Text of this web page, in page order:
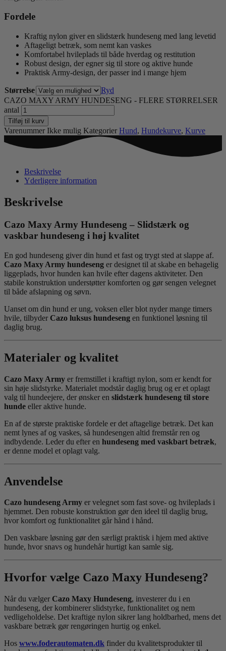
Fordele
Kraftig nylon giver en slidstærk hundeseng med lang levetid
Aftageligt betræk, som nemt kan vaskes
Komfortabel hvileplads til både hverdag og restitution
Robust design, der egner sig til store og aktive hunde
Praktisk Army-design, der passer ind i mange hjem
Størrelse
Ryd
CAZO MAXY ARMY HUNDESENG - FLERE STØRRELSER
antal
Tilføj til kurv
Varenummer Ikke mulig Kategorier Hund, Hundekurve, Kurve
Beskrivelse
Yderligere information
Beskrivelse
Cazo Maxy Army Hundeseng – Slidstærk og
vaskbar hundeseng i høj kvalitet
En god hundeseng giver din hund et fast og trygt sted at slappe af.
Cazo Maxy Army hundeseng er designet til at skabe en behagelig
liggeplads, hvor hunden kan hvile efter dagens aktiviteter. Den
stabile konstruktion understøtter komforten og gør sengen velegnet
til både afslapning og søvn.
Uanset om din hund er ung, voksen eller blot nyder mange timers
hvile, tilbyder Cazo luksus hundeseng en funktionel løsning til
daglig brug.
Materialer og kvalitet
Cazo Maxy Army er fremstillet i kraftigt nylon, som er kendt for
sin høje slidstyrke. Materialet modstår daglig brug og er et oplagt
valg til hundeejere, der ønsker en slidstærk hundeseng til store
hunde eller aktive hunde.
En af de største praktiske fordele er det aftagelige betræk. Det kan
nemt lynes af og vaskes, så hundesengen altid fremstår ren og
indbydende. Leder du efter en hundeseng med vaskbart betræk,
er denne model et oplagt valg.
Anvendelse
Cazo hundeseng Army er velegnet som fast sove- og hvileplads i
hjemmet. Den robuste konstruktion gør den ideel til daglig brug,
hvor komfort og funktionalitet går hånd i hånd.
Den vaskbare løsning gør den særligt praktisk i hjem med aktive
hunde, hvor snavs og hundehår hurtigt kan samle sig.
Hvorfor vælge Cazo Maxy Hundeseng?
Når du vælger Cazo Maxy Hundeseng, investerer du i en
hundeseng, der kombinerer slidstyrke, funktionalitet og nem
vedligeholdelse. Det kraftige nylon sikrer lang holdbarhed, mens det
vaskbare betræk gør rengøringen hurtig og enkel.
Hos www.foderautomaten.dk finder du kvalitetsprodukter til